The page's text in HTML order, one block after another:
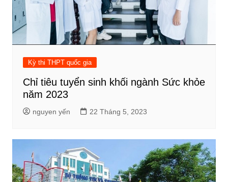
Kỳ thi THPT quốc gia
Chỉ tiêu tuyển sinh khối ngành Sức khỏe
năm 2023
nguyen yến 22 Tháng 5, 2023